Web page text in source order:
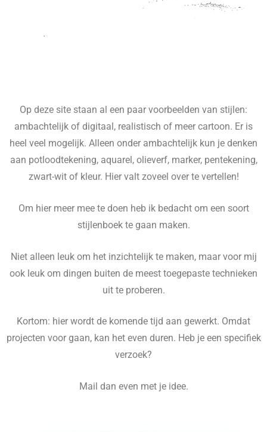
Op deze site staan al een paar voorbeelden van stijlen:
ambachtelijk of digitaal, realistisch of meer cartoon. Er is
heel veel mogelijk. Alleen onder ambachtelijk kun je denken
aan potloodtekening, aquarel, olieverf, marker, pentekening,
zwart-wit of kleur. Hier valt zoveel over te vertellen!
Om hier meer mee te doen heb ik bedacht om een soort
stijlenboek te gaan maken.
Niet alleen leuk om het inzichtelijk te maken, maar voor mij
ook leuk om dingen buiten de meest toegepaste technieken
uit te proberen.
Kortom: hier wordt de komende tijd aan gewerkt. Omdat
projecten voor gaan, kan het even duren. Heb je een specifiek
verzoek?
Mail dan even met je idee.